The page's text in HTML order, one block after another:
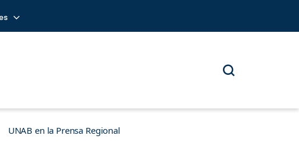
UNAB en la Prensa Regional